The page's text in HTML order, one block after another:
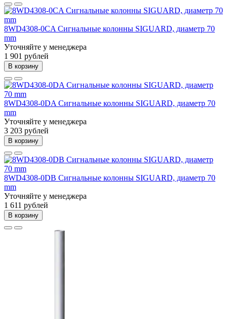
8WD4308-0CA Сигнальные колонны SIGUARD, диаметр 70
mm
Уточняйте у менеджера
1 901 рублей
В корзину
8WD4308-0DA Сигнальные колонны SIGUARD, диаметр 70
mm
Уточняйте у менеджера
3 203 рублей
В корзину
8WD4308-0DB Сигнальные колонны SIGUARD, диаметр 70
mm
Уточняйте у менеджера
1 611 рублей
В корзину